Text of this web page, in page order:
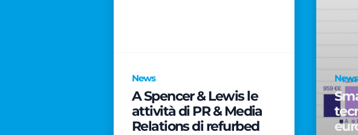
News
A Spencer & Lewis le
attività di PR & Media
Relations di refurbed
News